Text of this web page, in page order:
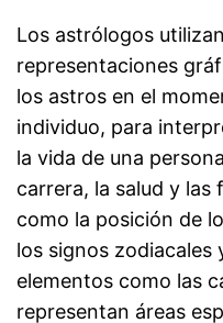
Los astrólogos
representaciones
los astros en el
individuo, para
la vida de una
carrera, la salud y
como la posición de
los signos
elementos como las
representan áreas